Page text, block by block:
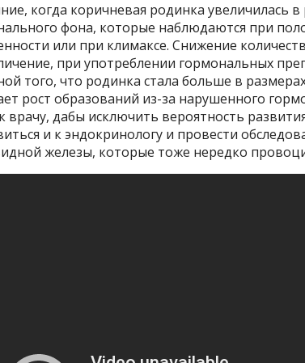
когда коричневая родинка увеличилась
фона, которые наблюдаются при
или при климаксе. Снижение
при употреблении гормональных
того, что родинка стала больше в
рост образований из-за нарушенного
врачу, дабы исключить вероятность
и к эндокринологу и провести
железы, которые тоже нередко